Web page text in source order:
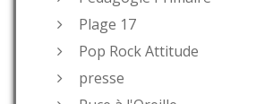
Plage 17
Pop Rock Attitude
presse